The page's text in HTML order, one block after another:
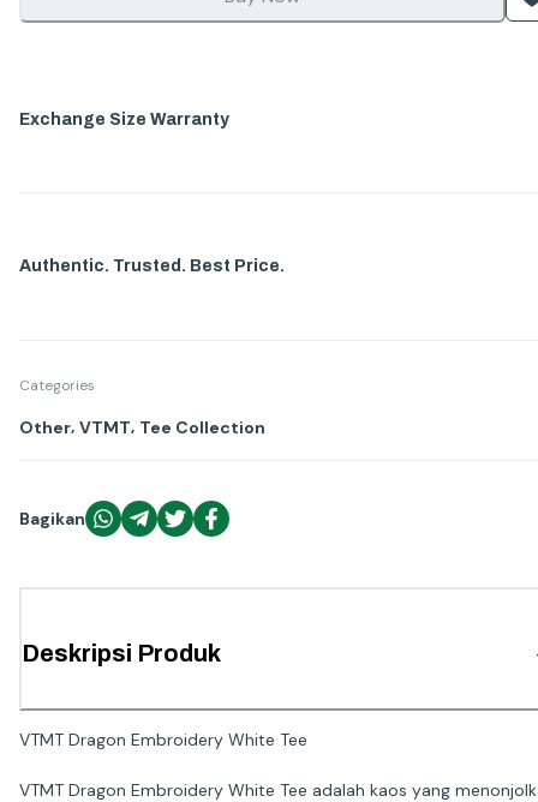
Exchange Size Warranty
Authentic. Trusted. Best Price.
Categories
Other, VTMT, Tee Collection
Bagikan
Deskripsi Produk
VTMT Dragon Embroidery White Tee
VTMT Dragon Embroidery White Tee adalah kaos yang